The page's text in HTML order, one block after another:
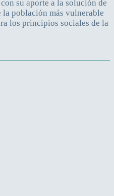
su aporte a la solución de
población más vulnerable
los principios sociales de la